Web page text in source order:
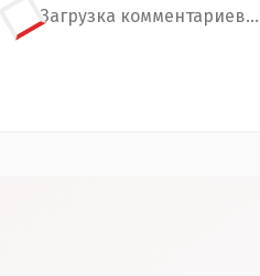
Загрузка комментариев...